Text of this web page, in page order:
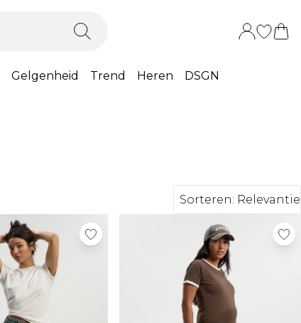
Gelgenheid Trend Heren DSGN
Sorteren: Relevantie